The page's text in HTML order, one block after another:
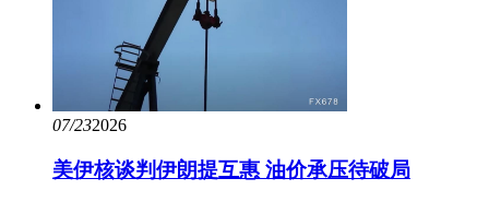
07/232026
美伊核谈判伊朗提互惠 油价承压待破局